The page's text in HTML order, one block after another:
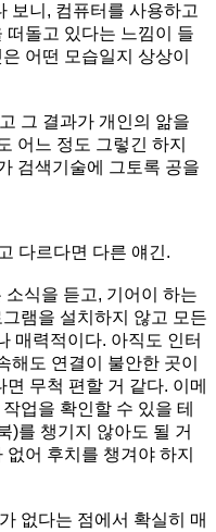
보니, 컴퓨터를 사용하고
떠돌고 있다는 느낌이 들
어떤 모습일지 상상이
그 결과가 개인의 앎을
어느 정도 그렇긴 하지
검색기술에 그토록 공을
다르다면 다른 얘긴.
식을 듣고, 기어이 하는
램을 설치하지 않고 모든
매력적이다. 아직도 인터
해도 연결이 불안한 곳이
무척 편할 거 같다. 이메
업을 확인할 수 있을 테
)를 챙기지 않아도 될 거
어 후치를 챙겨야 하지
없다는 점에서 확실히 매